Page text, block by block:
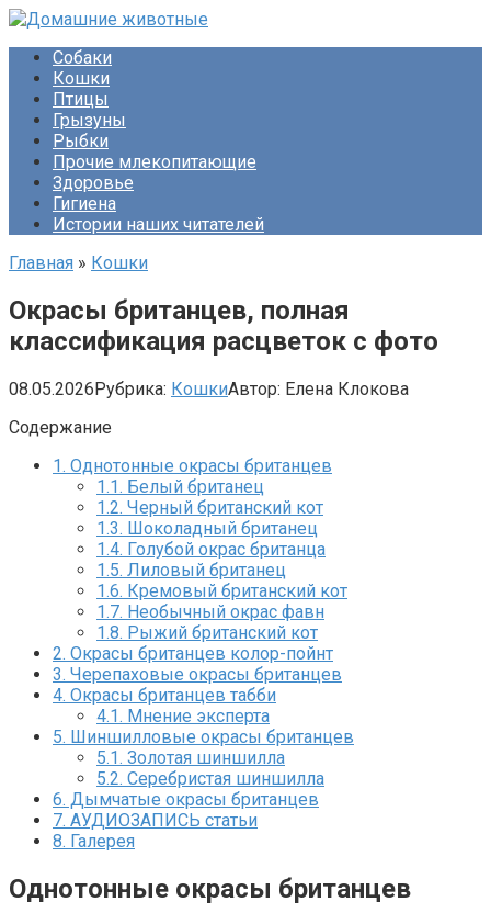
Перейти
контентуСобаки
Кошки
Птицы
Грызуны
Рыбки
Прочие млекопитающие
Здоровье
Гигиена
Истории наших читателей
Главная » Кошки
Окрасы британцев, полная
классификация расцветок с фото
08.05.2026Рубрика: КошкиАвтор: Елена Клокова
Содержание
1. Однотонные окрасы британцев
1.1. Белый британец
1.2. Черный британский кот
1.3. Шоколадный британец
1.4. Голубой окрас британца
1.5. Лиловый британец
1.6. Кремовый британский кот
1.7. Необычный окрас фавн
1.8. Рыжий британский кот
2. Окрасы британцев колор-пойнт
3. Черепаховые окрасы британцев
4. Окрасы британцев табби
4.1. Мнение эксперта
5. Шиншилловые окрасы британцев
5.1. Золотая шиншилла
5.2. Серебристая шиншилла
6. Дымчатые окрасы британцев
7. АУДИОЗАПИСЬ статьи
8. Галерея
Однотонные окрасы британцев